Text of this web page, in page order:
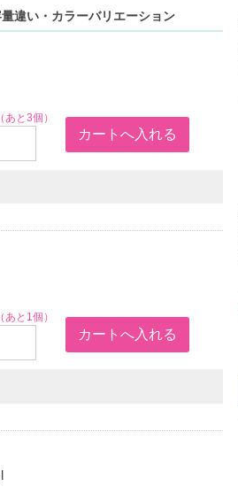
違い・カラーバリエーション
と3個）
と1個）